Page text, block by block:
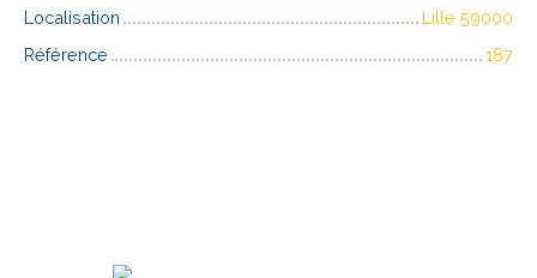
Localisation
Lille 59000
Référence
187